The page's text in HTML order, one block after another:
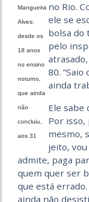
Mangueira
Alves:
desde os
18 anos
no ensino
noturno,
que ainda
não
concluiu,
aos 31
no Rio.
ele se
bolsa do
pelo
80.
ainda
Ele sabe
Por isso,
mesmo,
jeito,
admite, paga
quem quer ser
que está
ainda não